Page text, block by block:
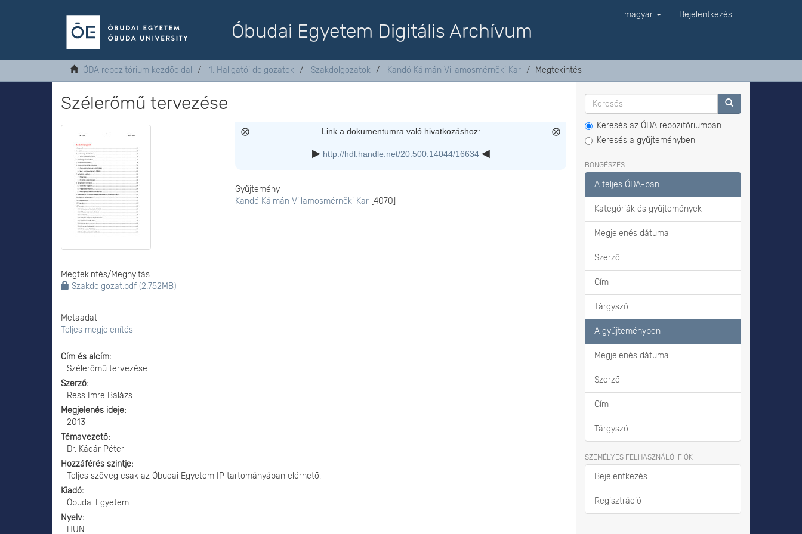
Óbudai Egyetem Digitális Archívum
magyar Bejelentkezés
ÓDA repozitórium kezdőoldal 1. Hallgatói dolgozatok Szakdolgozatok Kandó Kálmán Villamosmérnöki Kar Megtekintés
Szélerőmű tervezése
Megtekintés/Megnyitás
Szakdolgozat.pdf (2.752MB)
Metaadat
Teljes megjelenítés
Link a dokumentumra való hivatkozáshoz:
http://hdl.handle.net/20.500.14044/16634
Gyűjtemény
Kandó Kálmán Villamosmérnöki Kar [4070]
Cím és alcím
Szélerőmű tervezése
Szerző
Ress Imre Balázs
Megjelenés ideje
2013
Témavezető
Dr. Kádár Péter
Hozzáférés szintje
Teljes szöveg csak az Óbudai Egyetem IP tartományában elérhető!
Kiadó
Óbudai Egyetem
Nyelv
HUN
Keresés az ÓDA repozitóriumban
Keresés a gyűjteményben
BÖNGÉSZÉS
A teljes ÓDA-ban
Kategóriák és gyűjtemények
Megjelenés dátuma
Szerző
Cím
Tárgyszó
A gyűjteményben
Megjelenés dátuma
Szerző
Cím
Tárgyszó
SZEMÉLYES FELHASZNÁLÓI FIÓK
Bejelentkezés
Regisztráció